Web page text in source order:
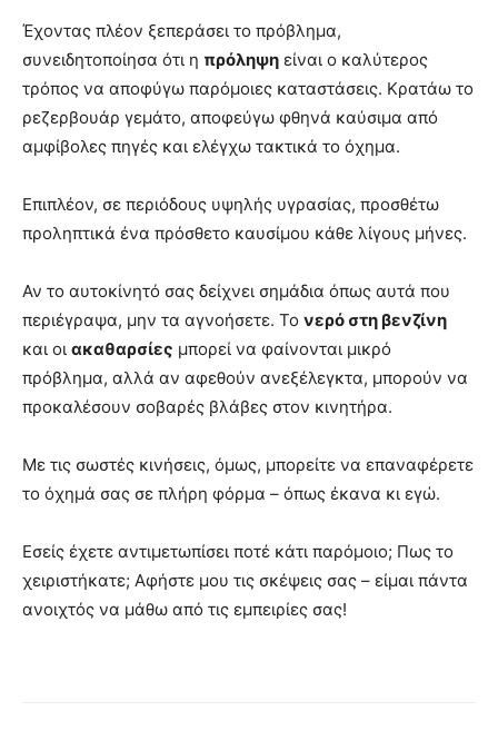
Έχοντας πλέον ξεπεράσει το πρόβλημα,
συνειδητοποίησα ότι η πρόληψη είναι ο καλύτερος
τρόπος να αποφύγω παρόμοιες καταστάσεις. Κρατάω το
ρεζερβουάρ γεμάτο, αποφεύγω φθηνά καύσιμα από
αμφίβολες πηγές και ελέγχω τακτικά το όχημα.
Επιπλέον, σε περιόδους υψηλής υγρασίας, προσθέτω
προληπτικά ένα πρόσθετο καυσίμου κάθε λίγους μήνες.
Αν το αυτοκίνητό σας δείχνει σημάδια όπως αυτά που
περιέγραψα, μην τα αγνοήσετε. Το νερό στη βενζίνη
και οι ακαθαρσίες μπορεί να φαίνονται μικρό
πρόβλημα, αλλά αν αφεθούν ανεξέλεγκτα, μπορούν να
προκαλέσουν σοβαρές βλάβες στον κινητήρα.
Με τις σωστές κινήσεις, όμως, μπορείτε να επαναφέρετε
το όχημά σας σε πλήρη φόρμα – όπως έκανα κι εγώ.
Εσείς έχετε αντιμετωπίσει ποτέ κάτι παρόμοιο; Πως το
χειριστήκατε; Αφήστε μου τις σκέψεις σας – είμαι πάντα
ανοιχτός να μάθω από τις εμπειρίες σας!